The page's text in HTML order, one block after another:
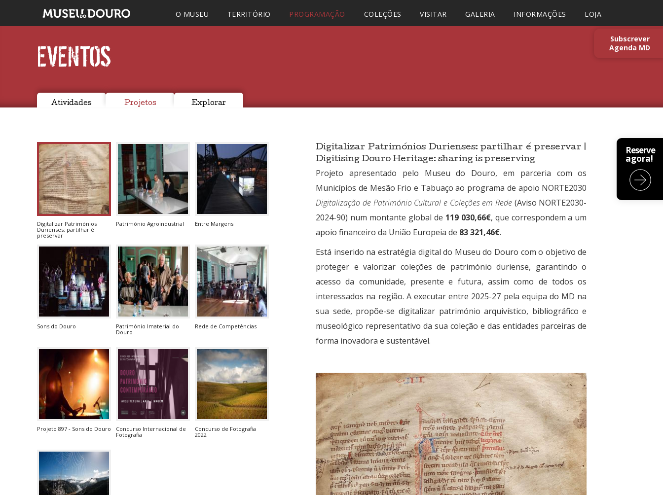
Reserve
agora!
O MUSEU TERRITÓRIO PROGRAMAÇÃO COLEÇÕES VISITAR GALERIA INFORMAÇÕES LOJA
Subscrever
Agenda MD
EVENTOS
Atividades Projetos Explorar
Digitalizar Patrimónios
Durienses: partilhar é
preservar
Património Agroindustrial Entre Margens
Sons do Douro
Património Imaterial do
Douro
Rede de Competências
Projeto 897 - Sons do Douro
Concurso Internacional de
Fotografia
Concurso de Fotografia
2022
Digitalizar Patrimónios Durienses: partilhar é preservar |
Digitising Douro Heritage: sharing is preserving
Projeto apresentado pelo Museu do Douro, em parceria com os
Municípios de Mesão Frio e Tabuaço ao programa de apoio NORTE2030
Digitalização de Património Cultural e Coleções em Rede (Aviso NORTE2030-
2024-90) num montante global de 119 030,66€, que correspondem a um
apoio financeiro da União Europeia de 83 321,46€.
Está inserido na estratégia digital do Museu do Douro com o objetivo de
proteger e valorizar coleções de património duriense, garantindo o
acesso da comunidade, presente e futura, assim como de todos os
interessados na região. A executar entre 2025-27 pela equipa do MD na
sua sede, propõe-se digitalizar património arquivístico, bibliográfico e
museológico representativo da sua coleção e das entidades parceiras de
forma inovadora e sustentável.